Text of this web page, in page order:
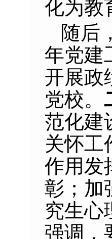
化为教
随后
年党建
开展政
党校。
范化建
关怀工
作用发
彰；加
究生心
强调，